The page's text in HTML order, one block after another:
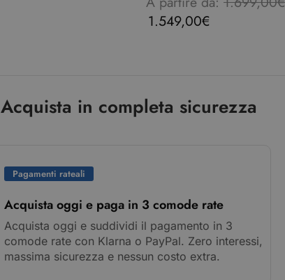
1.549,00€
Acquista in completa sicurezza
Pagamenti rateali
Acquista oggi e paga in 3 comode rate
Acquista oggi e suddividi il pagamento in 3
comode rate con Klarna o PayPal. Zero interessi,
massima sicurezza e nessun costo extra.